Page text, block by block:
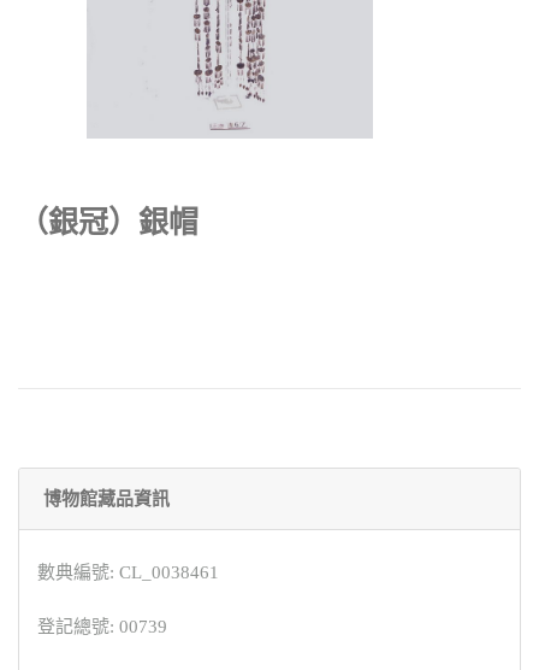
（銀冠）銀帽
博物館藏品資訊
數典編號: CL_0038461
登記總號: 00739